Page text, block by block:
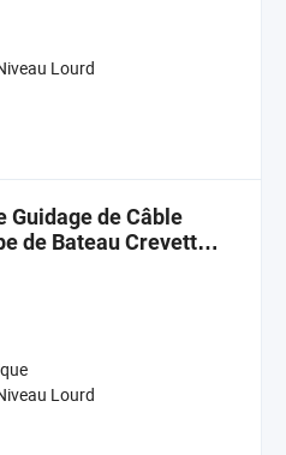
Lourd
Guidage de Câble
de Bateau Crevette
Lourd